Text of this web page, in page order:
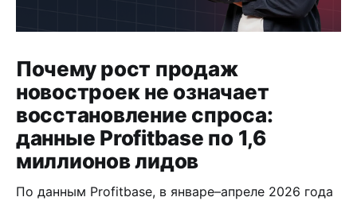
Почему рост продаж
новостроек не означает
восстановление спроса:
данные Profitbase по 1,6
миллионов лидов
По данным Profitbase, в январе–апреле 2026 года